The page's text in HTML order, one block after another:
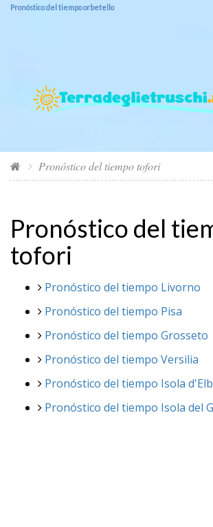
Pronóstico del tiempo orbetello
Pronóstico del tiempo tofori
Pronóstico del
tofori
Pronóstico del tiempo Livorno
Pronóstico del tiempo Pisa
Pronóstico del tiempo Grosseto
Pronóstico del tiempo Versilia
Pronóstico del tiempo Isola
Pronóstico del tiempo Isola del